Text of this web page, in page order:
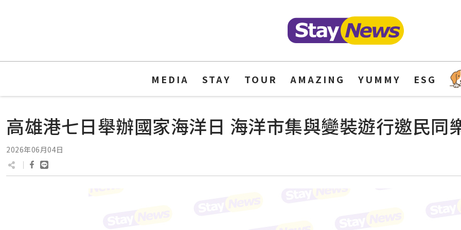
MEDIA STAY TOUR AMAZING YUMMY ESG
高雄港七日舉辦國家海洋日 海洋市集與變裝遊行邀民同
2026年06月04日